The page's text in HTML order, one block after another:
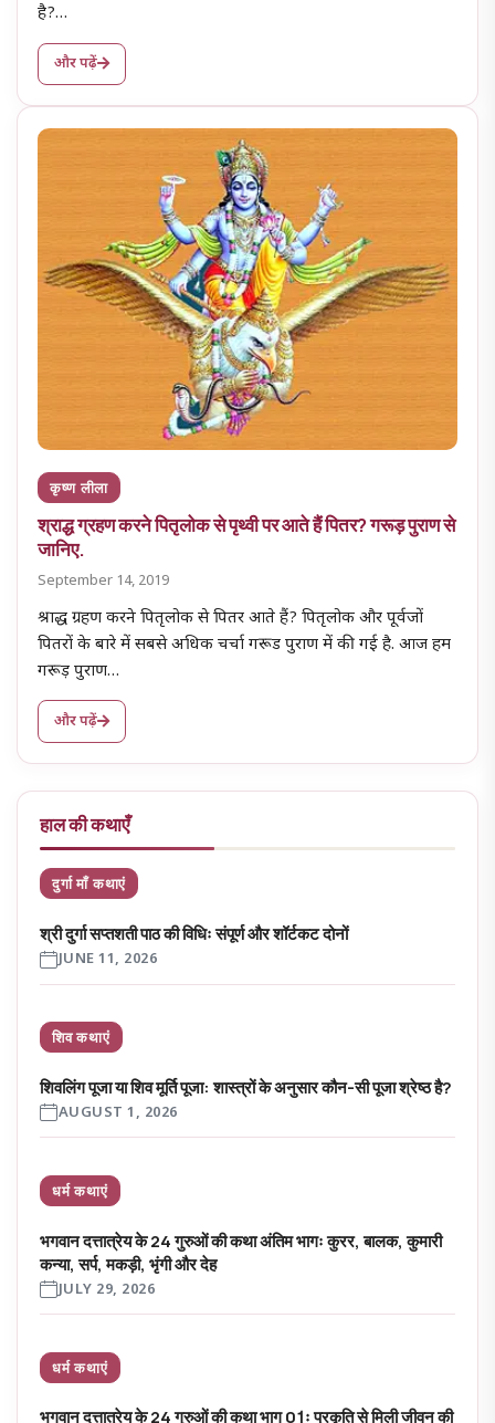
है?…
और पढ़ें
कृष्ण लीला
श्राद्ध ग्रहण करने पितृलोक से पृथ्वी पर आते हैं पितर? गरूड़ पुराण से
जानिए.
September 14, 2019
श्राद्ध ग्रहण करने पितृलोक से पितर आते हैं? पितृलोक और पूर्वजों
पितरों के बारे में सबसे अधिक चर्चा गरूड पुराण में की गई है. आज हम
गरूड़ पुराण…
और पढ़ें
हाल की कथाएँ
दुर्गा माँ कथाएं
श्री दुर्गा सप्तशती पाठ की विधिः संपूर्ण और शॉर्टकट दोनों
JUNE 11, 2026
शिव कथाएं
शिवलिंग पूजा या शिव मूर्ति पूजा: शास्त्रों के अनुसार कौन-सी पूजा श्रेष्ठ है?
AUGUST 1, 2026
धर्म कथाएं
भगवान दत्तात्रेय के 24 गुरुओं की कथा अंतिम भागः कुरर, बालक, कुमारी
कन्या, सर्प, मकड़ी, भृंगी और देह
JULY 29, 2026
धर्म कथाएं
भगवान दत्तात्रेय के 24 गुरुओं की कथा भाग 01ः प्रकृति से मिली जीवन की